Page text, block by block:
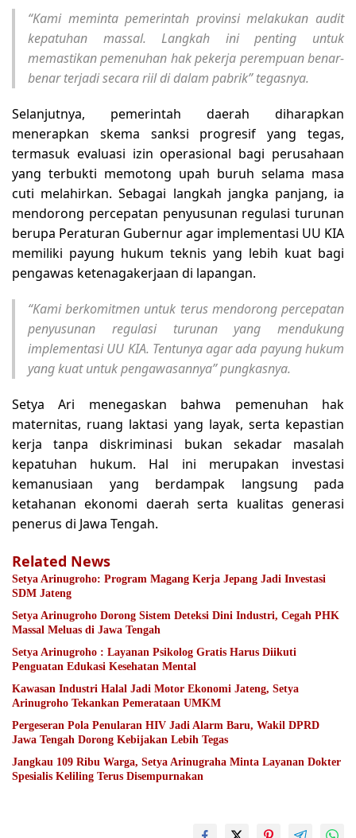
“Kami meminta pemerintah provinsi melakukan audit
kepatuhan massal. Langkah ini penting untuk
memastikan pemenuhan hak pekerja perempuan benar-
benar terjadi secara riil di dalam pabrik” tegasnya.
Selanjutnya, pemerintah daerah diharapkan
menerapkan skema sanksi progresif yang tegas,
termasuk evaluasi izin operasional bagi perusahaan
yang terbukti memotong upah buruh selama masa
cuti melahirkan. Sebagai langkah jangka panjang, ia
mendorong percepatan penyusunan regulasi turunan
berupa Peraturan Gubernur agar implementasi UU KIA
memiliki payung hukum teknis yang lebih kuat bagi
pengawas ketenagakerjaan di lapangan.
“Kami berkomitmen untuk terus mendorong percepatan
penyusunan regulasi turunan yang mendukung
implementasi UU KIA. Tentunya agar ada payung hukum
yang kuat untuk pengawasannya” pungkasnya.
Setya Ari menegaskan bahwa pemenuhan hak
maternitas, ruang laktasi yang layak, serta kepastian
kerja tanpa diskriminasi bukan sekadar masalah
kepatuhan hukum. Hal ini merupakan investasi
kemanusiaan yang berdampak langsung pada
ketahanan ekonomi daerah serta kualitas generasi
penerus di Jawa Tengah.
Related News
Setya Arinugroho: Program Magang Kerja Jepang Jadi Investasi
SDM Jateng
Setya Arinugroho Dorong Sistem Deteksi Dini Industri, Cegah PHK
Massal Meluas di Jawa Tengah
Setya Arinugroho : Layanan Psikolog Gratis Harus Diikuti
Penguatan Edukasi Kesehatan Mental
Kawasan Industri Halal Jadi Motor Ekonomi Jateng, Setya
Arinugroho Tekankan Pemerataan UMKM
Pergeseran Pola Penularan HIV Jadi Alarm Baru, Wakil DPRD
Jawa Tengah Dorong Kebijakan Lebih Tegas
Jangkau 109 Ribu Warga, Setya Arinugraha Minta Layanan Dokter
Spesialis Keliling Terus Disempurnakan